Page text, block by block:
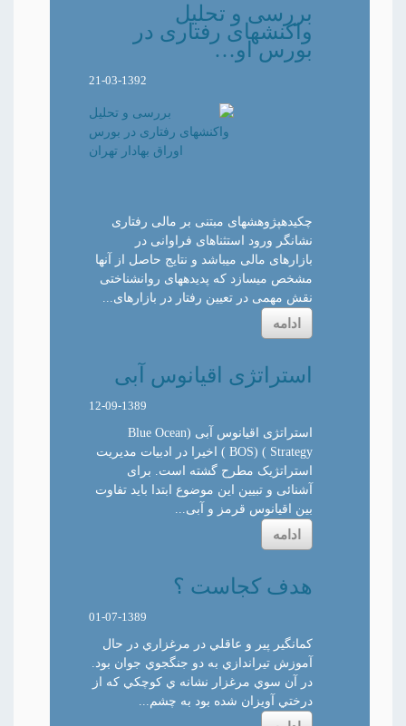
بررسی و تحلیل
واکنشهای رفتاری در
بورس او…
21-03-1392
چکیدهپژوهشهای مبتنی بر مالی رفتاری
نشانگر ورود استثناهای فراوانی در
بازارهای مالی میباشد و نتایج حاصل از آنها
مشخص میسازد که پدیدههای روانشناختی
نقش مهمی در تعیین رفتار در بازارهای...
ادامه
استراتژی اقیانوس آبی
12-09-1389
استراتژی اقیانوس آبی (Blue Ocean
Strategy ) (BOS ) اخیرا در ادبیات مدیریت
استراتژیک مطرح گشته است. برای
آشنائی و تبیین این موضوع ابتدا باید تفاوت
بین اقیانوس قرمز و آبی...
ادامه
هدف کجاست ؟
01-07-1389
كمانگير پير و عاقلي در مرغزاري در حال
آموزش تيراندازي به دو جنگجوي جوان بود.
در آن سوي مرغزار نشانه ي كوچكي كه از
درختي آويزان شده بود به چشم...